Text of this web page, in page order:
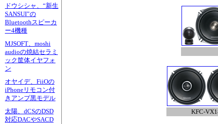
ドウシシャ、“新生
SANSUI”の
Bluetoothスピーカ
ー4機種
MJSOFT、moshi
audioの焼結セラミ
ック筐体イヤフォ
ン
オヤイデ、FiiOの
iPhoneリモコン付
きアンプ黒モデル
太陽、dCSのDSD
対応DACやSACD
KFC-